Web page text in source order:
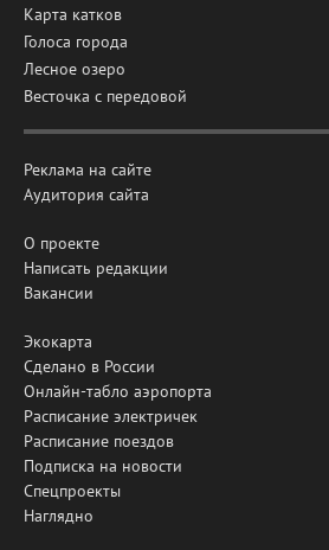
Карта катков
Голоса города
Лесное озеро
Весточка с передовой
Реклама на сайте
Аудитория сайта
О проекте
Написать редакции
Вакансии
Экокарта
Сделано в России
Онлайн-табло аэропорта
Расписание электричек
Расписание поездов
Подписка на новости
Спецпроекты
Наглядно